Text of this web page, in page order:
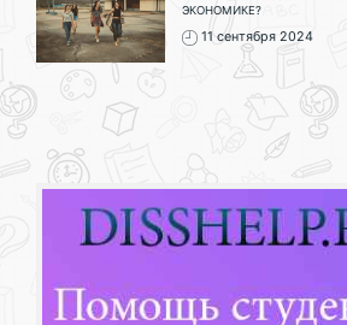
ЭКОНОМИКЕ?
11 сентября 2024